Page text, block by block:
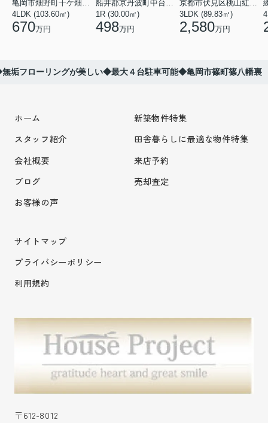
4LDK (103.60㎡)
670万円
1R (30.00㎡)
498万円
3LDK (89.83㎡)
2,580万円
垢フローリングが美しい◆最大４台駐車可能◆亀岡市篠町篠八幡裏
ホーム
スタッフ紹介
会社概要
ブログ
お客様の声
新築物件特集
田舎暮らしに最適な物件特集
来店予約
売却査定
サイトマップ
プライバシーポリシー
利用規約
〒612-8012